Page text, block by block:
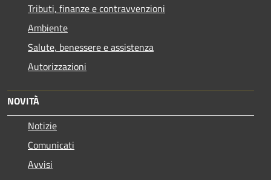
Tributi, finanze e contravvenzioni
Ambiente
Salute, benessere e assistenza
Autorizzazioni
NOVITÀ
Notizie
Comunicati
Avvisi